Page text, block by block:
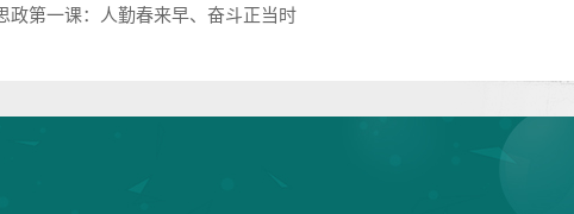
政第一课：人勤春来早、奋斗正当时